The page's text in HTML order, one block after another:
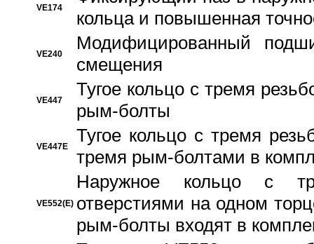
VE174
кольца и повышенная
VE240
Модифицированный
смещения
VE447
Тугое кольцо с тремя
рым-болты
VE447E
Тугое кольцо с тремя
тремя рым-болтами в
VE552(E)
Наружное кольцо с
отверстиями на одном
рым-болты входят в